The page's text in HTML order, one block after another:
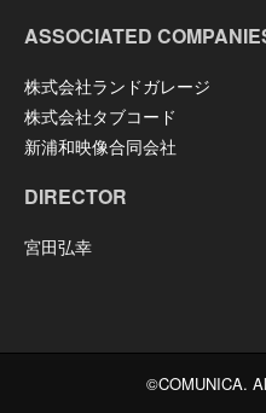
ASSOCIATED
株式会社ランドガレージ
株式会社タブコード
新浦和映像合同会社
DIRECTOR
宮田弘幸
©COMUNICA.